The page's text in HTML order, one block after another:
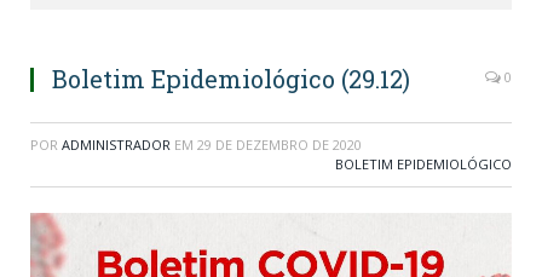
Boletim Epidemiológico (29.12) 0
POR ADMINISTRADOR EM 29 DE DEZEMBRO DE 2020
BOLETIM EPIDEMIOLÓGICO